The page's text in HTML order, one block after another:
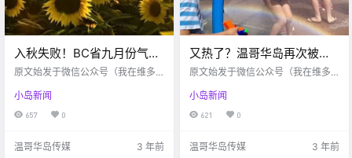
入秋失败！BC省九月份气温
仍然偏高…维多利亚越来越
原文始发于微信公众号（我在维多
来 维多利亚的气候变得越来越暖 不
仅体现在冬天下雪天数减少 还体现
小岛新闻
657 0
温哥华岛传媒 3 年前
又热了？温哥华岛再次被热
浪袭击！East Sooke Park有
原文始发于微信公众号（我在维多
月底 咱们夏季很快要结束了 ICBC提
醒各位司机 随着返校季临近 各位司
小岛新闻
621 0
温哥华岛传媒 3 年前